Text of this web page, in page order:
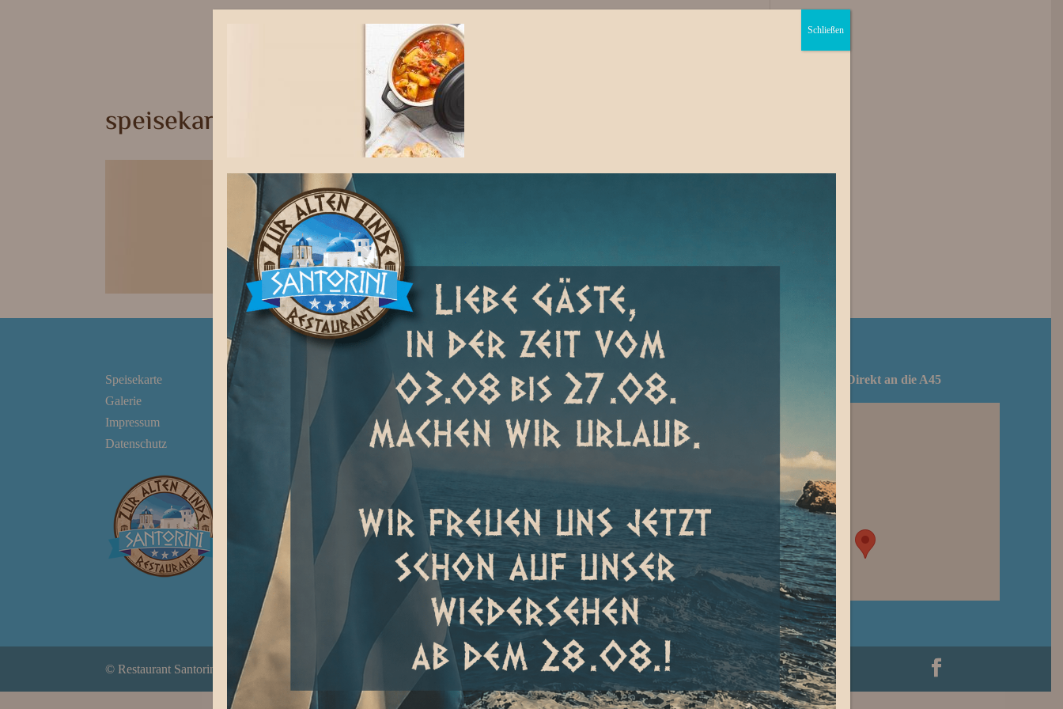
Willkommen Gruppen Feiern
speisekarte_suppen
Speisekarte
Galerie
Impressum
Datenschutz
Öffnungszeiten
Mittwoch – Nicht geöffnet
Restaurant
Mo. Di. Do. Fr. 16:00 – 22:00
Samstag 16:00 – 23:00
So. & Feiertage 12:00 – 22:00
Bundeskegelbahn
Nach Absprache
Kontakt
Honsel 24
Email: info@santorini-
luedenscheid.de
Routenplan – Direkt an die A45
© Restaurant Santorini Lüdenscheid | Design by halor.de
Schließen